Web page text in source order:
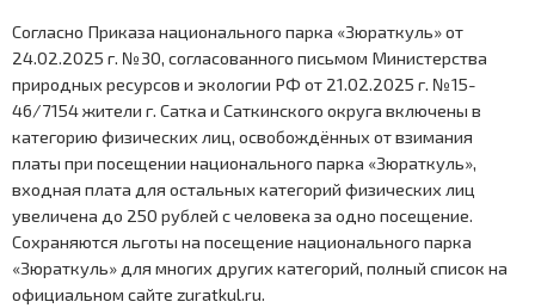
Согласно Приказа национального парка «Зюраткуль» от
24.02.2025 г. №30, согласованного письмом Министерства
природных ресурсов и экологии РФ от 21.02.2025 г. №15-
46/7154 жители г. Сатка и Саткинского округа включены в
категорию физических лиц, освобождённых от взимания
платы при посещении национального парка «Зюраткуль»,
входная плата для остальных категорий физических лиц
увеличена до 250 рублей с человека за одно посещение.
Сохраняются льготы на посещение национального парка
«Зюраткуль» для многих других категорий, полный список на
официальном сайте zuratkul.ru.